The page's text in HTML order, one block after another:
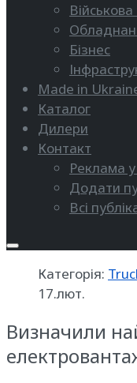
Військова
Бізнес
Made in
Каталог
Дилери
Контакт
Реклама
Додати
Всі
Категорія:
17.лют.
Визначили